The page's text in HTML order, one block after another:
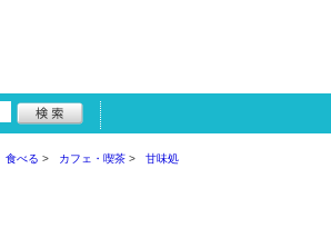
食べる カフェ・喫茶 甘味処